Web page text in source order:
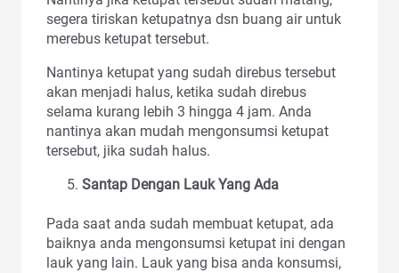
segera tiriskan ketupatnya dsn buang air untuk
merebus ketupat tersebut.
Nantinya ketupat yang sudah direbus tersebut
akan menjadi halus, ketika sudah direbus
selama kurang lebih 3 hingga 4 jam. Anda
nantinya akan mudah mengonsumsi ketupat
tersebut, jika sudah halus.
Santap Dengan Lauk Yang Ada
Pada saat anda sudah membuat ketupat, ada
baiknya anda mengonsumsi ketupat ini dengan
lauk yang lain. Lauk yang bisa anda konsumsi,